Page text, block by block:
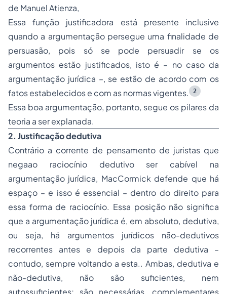
de Manuel Atienza,
Essa função justificadora está presente inclusive
quando a argumentação persegue uma finalidade de
persuasão, pois só se pode persuadir se os
argumentos estão justificados, isto é – no caso da
argumentação jurídica –, se estão de acordo com os
fatos estabelecidos e com as normas vigentes.
2
Essa boa argumentação, portanto, segue os pilares da
teoria a ser explanada.
2. Justificação dedutiva
Contrário a corrente de pensamento de juristas que
negaao raciocínio dedutivo ser cabível na
argumentação jurídica, MacCormick defende que há
espaço – e isso é essencial – dentro do direito para
essa forma de raciocínio. Essa posição não significa
que a argumentação jurídica é, em absoluto, dedutiva,
ou seja, há argumentos jurídicos não-dedutivos
recorrentes antes e depois da parte dedutiva –
contudo, sempre voltando a esta.. Ambas, dedutiva e
não-dedutiva, não são suficientes, nem